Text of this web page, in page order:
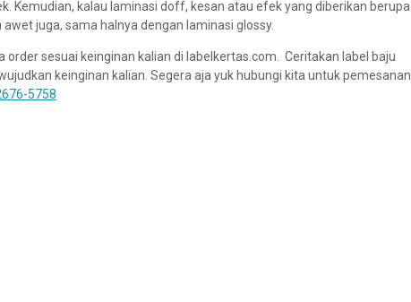
kalau laminasi doff, kesan atau efek yang diberikan berupa
juga, sama halnya dengan laminasi glossy.
order sesuai keinginan kalian di labelkertas.com. Ceritakan label baju
keinginan kalian. Segera aja yuk hubungi kita untuk pemesanan
5758